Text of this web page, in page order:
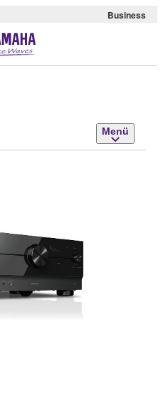
Business
Menü